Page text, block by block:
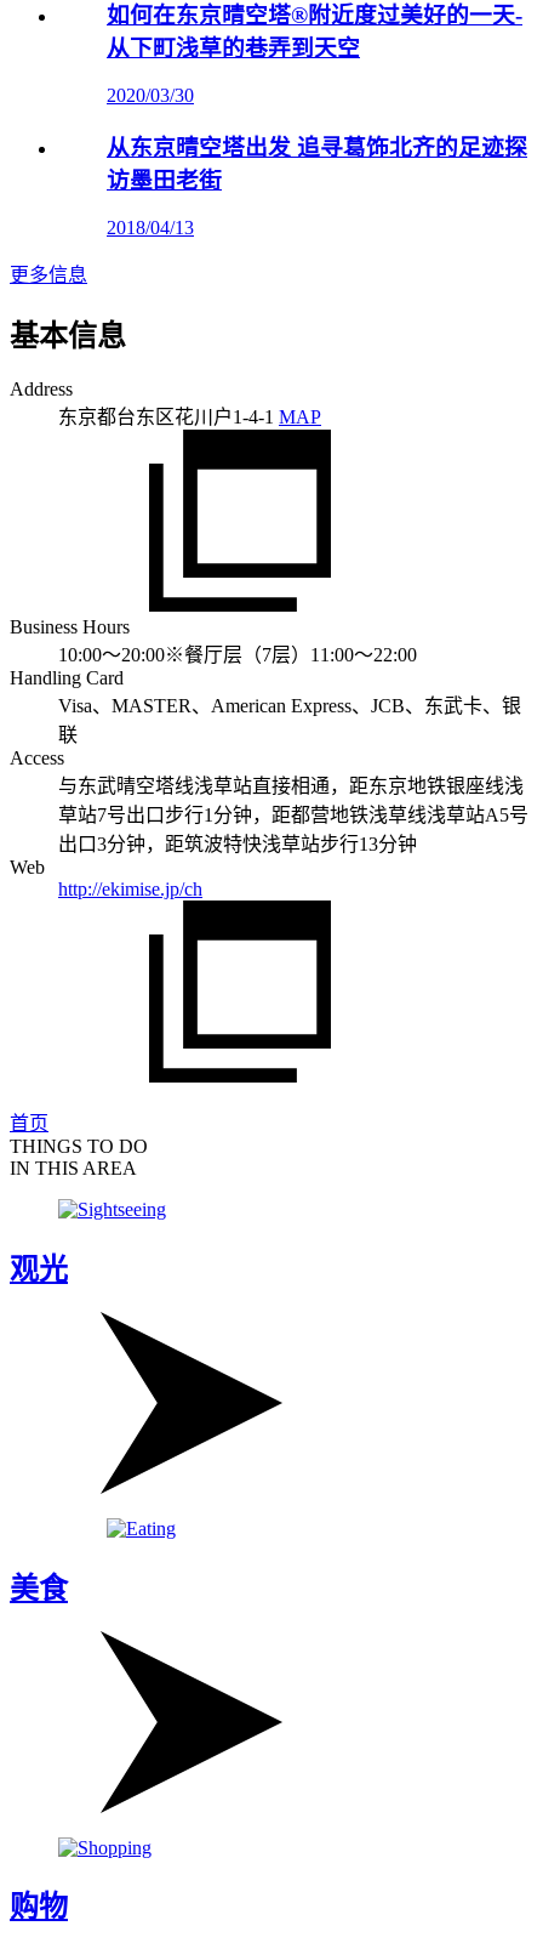
如何在东京晴空塔®附近度过美好的一天-
从下町浅草的巷弄到天空
2020/03/30
从东京晴空塔出发 追寻葛饰北齐的足迹探
访墨田老街
2018/04/13
更多信息
基本信息
Address
东京都台东区花川户1-4-1 MAP
Business Hours
10:00～20:00※餐厅层（7层）11:00～22:00
Handling Card
Visa、MASTER、American Express、JCB、东武卡、银
联
Access
与东武晴空塔线浅草站直接相通，距东京地铁银座线浅
草站7号出口步行1分钟，距都营地铁浅草线浅草站A5号
出口3分钟，距筑波特快浅草站步行13分钟
Web
http://ekimise.jp/ch
首页
THINGS TO DO
IN THIS AREA
观光
美食
购物